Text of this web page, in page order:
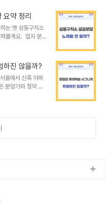
서류만 보면 그 집이 누구 소유인지, 대
등본을 확인하지 않고 계약하는 건, 신분
기를 방지하기 위해 가장 먼저 체크해야
기소에서 쉽게 ..
약 정리
는 옛 성동구치소
볼게요. 입지 분
룰 예정이니 끝까
호선 오금역 초역
합니다. 또한, 가동
아 단지로도 주목
프라를 누릴 수 있
창의혁신 공공주택
하진 않을까?
울에서 신축 아파
분양가와 청약 이
창경궁 롯데캐슬
시기: 2027년 3